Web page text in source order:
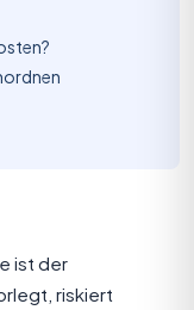
ist der
riskiert